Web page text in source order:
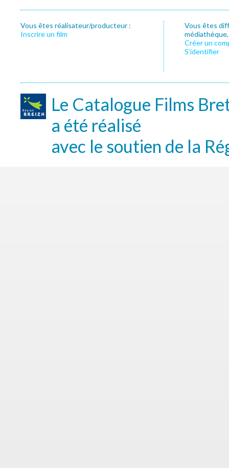
Vous êtes réalisateur/producteur :
Inscrire un film
Vous êtes
Créer un
S’identifier
Le Catalogue Films
a été réalisé
avec le soutien de la